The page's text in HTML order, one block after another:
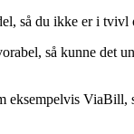
så du ikke er i tvivl
så kunne det
ViaBill,